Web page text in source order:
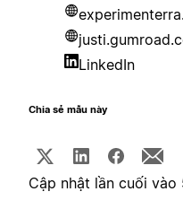
LinkedIn
Chia sẻ mẫu này
Cập nhật lần cuối